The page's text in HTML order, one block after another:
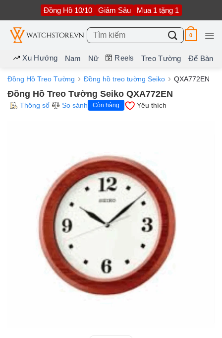
nội
dung
Đồng Hồ 10/10 Giảm Sâu Mua 1 tặng 1
Tìm
kiếm:
0
Xu Hướng Nam Nữ Reels Treo Tường Để Bàn
Đồng Hồ Treo Tường Đồng hồ treo tường Seiko QXA772EN
Đồng Hồ Treo Tường Seiko QXA772EN
Thông số So sánh Còn hàng Yêu thích